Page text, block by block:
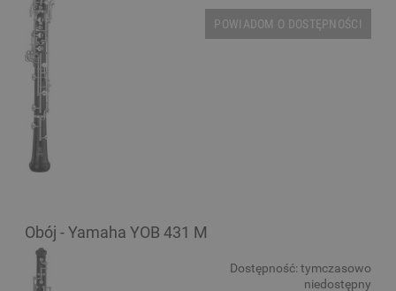
POWIADOM O DOSTĘPNOŚCI
Obój - Yamaha YOB 431 M
Dostępność: tymczasowo
niedostępny